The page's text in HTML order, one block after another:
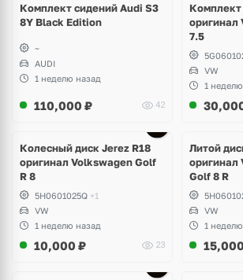
Комплект сидений Audi S3
8Y Black Edition
~
AUDI
1 неделю назад
110,000 ₽ 42
Комплект
оригинал
7.5
VW
1
Колесный диск Jerez R18
оригинал Volkswagen Golf
R 8
5H0601025Q +1
VW
1 неделю назад
10,000 ₽ 23
Литой
оригинал
Golf 8 R
VW
1
15,000